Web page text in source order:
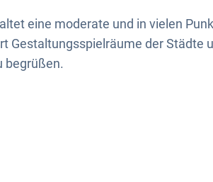
eine moderate und in vielen
Gestaltungsspielräume der Städte
begrüßen.